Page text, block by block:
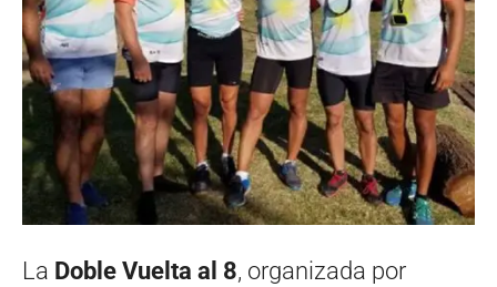
La Doble Vuelta al 8, organizada por